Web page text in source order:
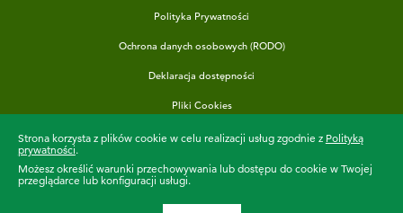
Polityka Prywatności
Ochrona danych osobowych (RODO)
Deklaracja dostępności
Pliki Cookies
Uczymy już od
Strona korzysta z plików cookie w celu realizacji usług zgodnie z Polityką
prywatności.
Możesz określić warunki przechowywania lub dostępu do cookie w Twojej
przeglądarce lub konfiguracji usługi.